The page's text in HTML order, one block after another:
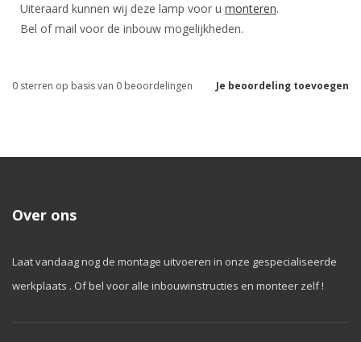
Uiteraard kunnen wij deze lamp voor u monteren.
Bel of mail voor de inbouw mogelijkheden.
Je beoordeling toevoegen
0 sterren op basis van 0 beoordelingen
Over ons
Laat vandaag nog de montage uitvoeren in onze gespecialiseerde
werkplaats . Of bel voor alle inbouwinstructies en monteer zelf !